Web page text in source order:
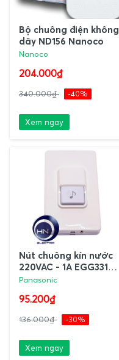
Bộ chuông điện không
dây ND156 Nanoco
Nanoco
204.000₫
340.000₫ -40%
Xem ngay
Nút chuông kín nước
220VAC - 1A EGG331
Panasonic
Panasonic
95.200₫
136.000₫ -30%
Xem ngay